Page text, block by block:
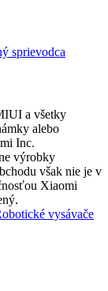
sprievodca
a všetky
alebo
Inc.
výrobky
však nie je v
Xiaomi
vysávače